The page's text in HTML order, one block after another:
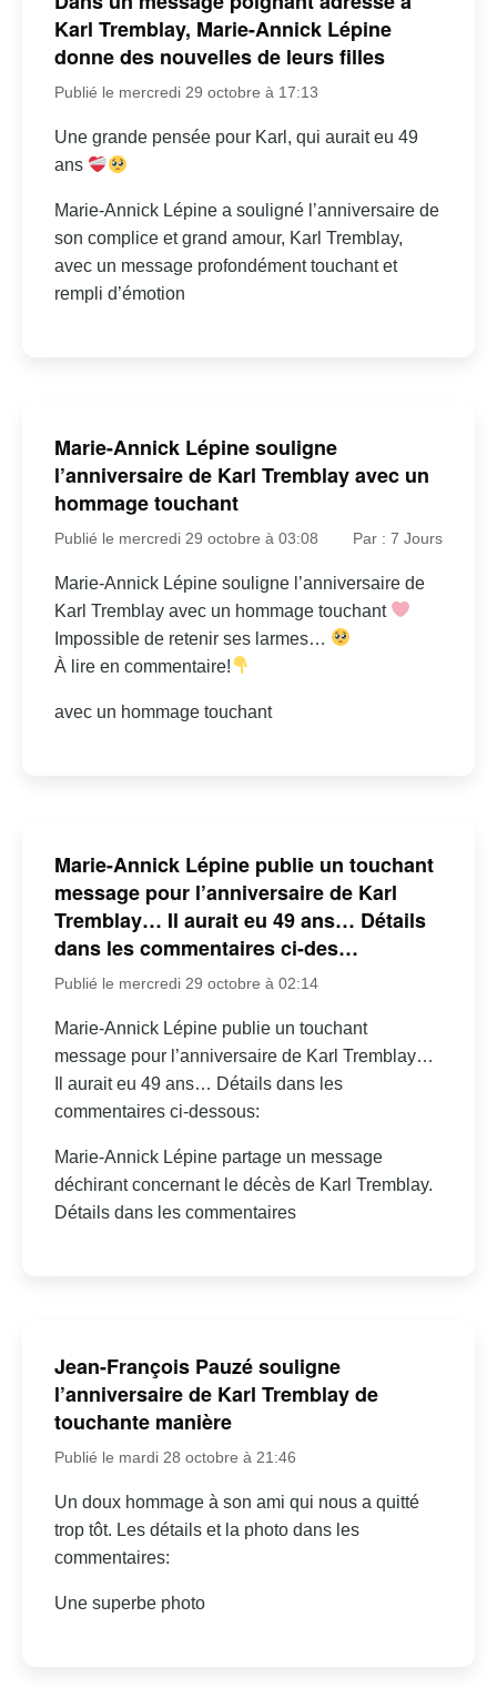
Karl Tremblay, Marie-Annick Lépine
donne des nouvelles de leurs filles
Publié le mercredi 29 octobre à 17:13
Une grande pensée pour Karl, qui aurait eu 49
ans
Marie-Annick Lépine a souligné l’anniversaire de
son complice et grand amour, Karl Tremblay,
avec un message profondément touchant et
rempli d’émotion
Marie-Annick Lépine souligne
l’anniversaire de Karl Tremblay avec un
hommage touchant
Publié le mercredi 29 octobre à 03:08 Par : 7 Jours
Marie-Annick Lépine souligne l’anniversaire de
Karl Tremblay avec un hommage touchant
Impossible de retenir ses larmes…
À lire en commentaire!
avec un hommage touchant
Marie-Annick Lépine publie un touchant
message pour l’anniversaire de Karl
Tremblay… Il aurait eu 49 ans… Détails
dans les commentaires ci-des…
Publié le mercredi 29 octobre à 02:14
Marie-Annick Lépine publie un touchant
message pour l’anniversaire de Karl Tremblay…
Il aurait eu 49 ans… Détails dans les
commentaires ci-dessous:
Marie-Annick Lépine partage un message
déchirant concernant le décès de Karl Tremblay.
Détails dans les commentaires
Jean-François Pauzé souligne
l’anniversaire de Karl Tremblay de
touchante manière
Publié le mardi 28 octobre à 21:46
Un doux hommage à son ami qui nous a quitté
trop tôt. Les détails et la photo dans les
commentaires:
Une superbe photo